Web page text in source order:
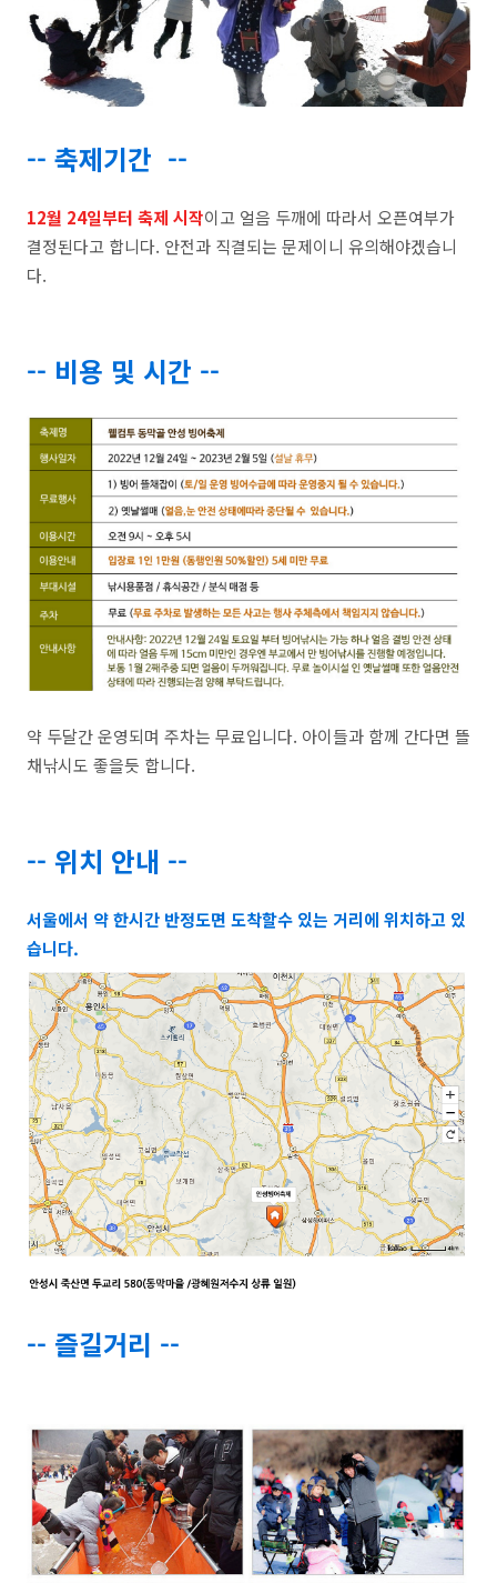
-- 축제기간 --
12월 24일부터 축제 시작이고 얼음 두깨에 따라서 오픈여부가
결정된다고 합니다. 안전과 직결되는 문제이니 유의해야겠습니
다.
-- 비용 및 시간 --
약 두달간 운영되며 주차는 무료입니다. 아이들과 함께 간다면 뜰
채낚시도 좋을듯 합니다.
-- 위치 안내 --
서울에서 약 한시간 반정도면 도착할수 있는 거리에 위치하고 있
습니다.
-- 즐길거리 --